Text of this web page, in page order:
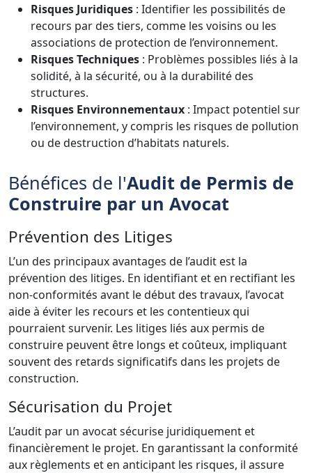
Risques Juridiques : Identifier les possibilités de
recours par des tiers, comme les voisins ou les
associations de protection de l’environnement.
Risques Techniques : Problèmes possibles liés à la
solidité, à la sécurité, ou à la durabilité des
structures.
Risques Environnementaux : Impact potentiel sur
l’environnement, y compris les risques de pollution
ou de destruction d’habitats naturels.
Bénéfices de l'Audit de Permis de
Construire par un Avocat
Prévention des Litiges
L’un des principaux avantages de l’audit est la
prévention des litiges. En identifiant et en rectifiant les
non-conformités avant le début des travaux, l’avocat
aide à éviter les recours et les contentieux qui
pourraient survenir. Les litiges liés aux permis de
construire peuvent être longs et coûteux, impliquant
souvent des retards significatifs dans les projets de
construction.
Sécurisation du Projet
L’audit par un avocat sécurise juridiquement et
financièrement le projet. En garantissant la conformité
aux règlements et en anticipant les risques, il assure